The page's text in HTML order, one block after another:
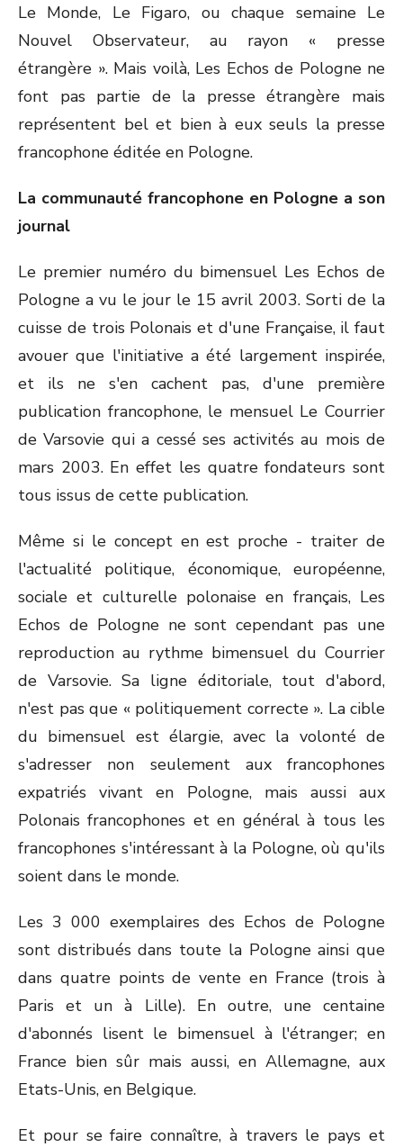
Le Monde, Le Figaro, ou chaque semaine Le
Nouvel Observateur, au rayon « presse
étrangère ». Mais voilà, Les Echos de Pologne ne
font pas partie de la presse étrangère mais
représentent bel et bien à eux seuls la presse
francophone éditée en Pologne.
La communauté francophone en Pologne a son
journal
Le premier numéro du bimensuel Les Echos de
Pologne a vu le jour le 15 avril 2003. Sorti de la
cuisse de trois Polonais et d'une Française, il faut
avouer que l'initiative a été largement inspirée,
et ils ne s'en cachent pas, d'une première
publication francophone, le mensuel Le Courrier
de Varsovie qui a cessé ses activités au mois de
mars 2003. En effet les quatre fondateurs sont
tous issus de cette publication.
Même si le concept en est proche - traiter de
l'actualité politique, économique, européenne,
sociale et culturelle polonaise en français, Les
Echos de Pologne ne sont cependant pas une
reproduction au rythme bimensuel du Courrier
de Varsovie. Sa ligne éditoriale, tout d'abord,
n'est pas que « politiquement correcte ». La cible
du bimensuel est élargie, avec la volonté de
s'adresser non seulement aux francophones
expatriés vivant en Pologne, mais aussi aux
Polonais francophones et en général à tous les
francophones s'intéressant à la Pologne, où qu'ils
soient dans le monde.
Les 3 000 exemplaires des Echos de Pologne
sont distribués dans toute la Pologne ainsi que
dans quatre points de vente en France (trois à
Paris et un à Lille). En outre, une centaine
d'abonnés lisent le bimensuel à l'étranger; en
France bien sûr mais aussi, en Allemagne, aux
Etats-Unis, en Belgique.
Et pour se faire connaître, à travers le pays et